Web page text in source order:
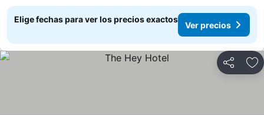
Elige fechas para ver los precios exactos
Ver precios
Compartir